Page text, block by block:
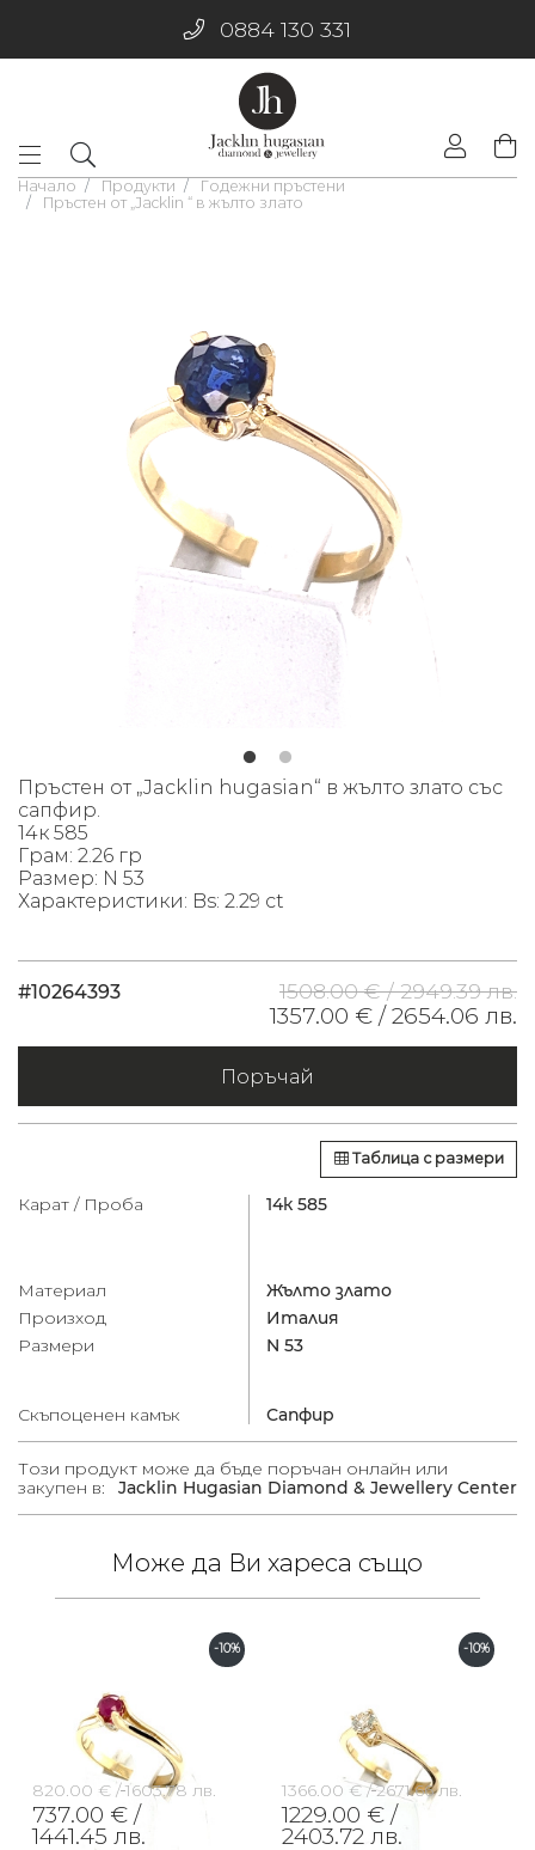
0884 130 331
Начало Продукти
Годежни пръстени
Пръстен от „Jacklin “ в жълто злато
Пръстен от „Jacklin hugasian“ в жълто злато със
сапфир.
14к 585
Грам: 2.26 гр
Размер: N 53
Характеристики: Bs: 2.29 ct
#10264393 1508.00 € /2949.39 лв.
1357.00 € /2654.06 лв.
Поръчай
Таблица с размери
Карат / Проба 14к 585
Материал
Жълто злато
Произход
Италия
Размери
N 53
Скъпоценен камък Сапфир
Този продукт може да бъде поръчан онлайн или
закупен в:
Jacklin Hugasian Diamond & Jewellery Center
Може да Ви хареса също
-10%
820.00 € / 1603.78 лв.
737.00 € /
1441.45 лв.
-10%
1366.00 € / 2671.66 лв.
1229.00 € /
2403.72 лв.